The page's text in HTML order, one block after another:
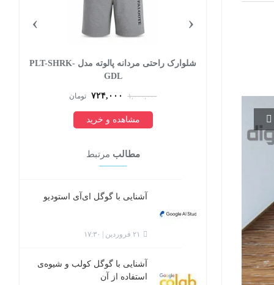
تومان
شلوارک راحتی مردانه پالوته مدل PLT-SHRK-
GDL
۱,۰۰۰,۰۰۰ ۷۲۴,۰۰۰ تومان
مشاهده و خرید
‹
›
مطالب مرتبط
آشنایی با گوگل ای‌آی استودیو
۲۱ فروردین | ۱۷:۳۰
آشنایی با گوگل کولب و شیوه‌ی
استفاده از آن